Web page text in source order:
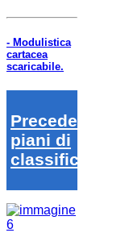
- Modulistica
cartacea
scaricabile.
Precedenti
piani di
classifica